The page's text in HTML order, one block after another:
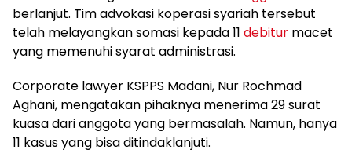
berlanjut. Tim advokasi koperasi syariah tersebut
telah melayangkan somasi kepada 11 debitur macet
yang memenuhi syarat administrasi.
Corporate lawyer KSPPS Madani, Nur Rochmad
Aghani, mengatakan pihaknya menerima 29 surat
kuasa dari anggota yang bermasalah. Namun, hanya
11 kasus yang bisa ditindaklanjuti.